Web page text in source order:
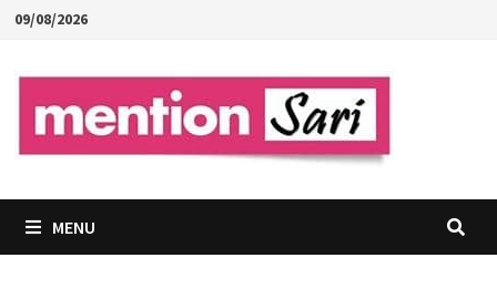
Skip
content
09/08/2026
MENU